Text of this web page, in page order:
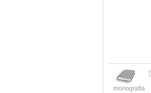
monografia